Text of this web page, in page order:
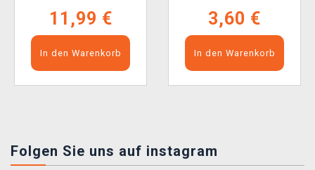
11,99 €
In den Warenkorb
3,60 €
In den Warenkorb
Folgen Sie uns auf instagram